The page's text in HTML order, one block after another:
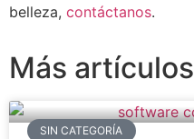
belleza, contáctanos.
Más artículos
SIN CATEGORÍA